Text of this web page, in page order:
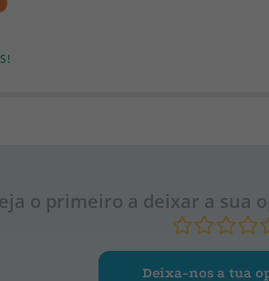
o primeiro a deixar a sua
Deixa-nos a tua